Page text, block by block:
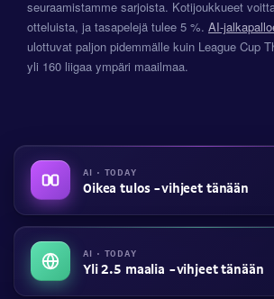
seuraamistamme sarjoista. Kotijoukkueet
otteluista, ja tasapelejä tulee 5 %. AI-
ulottuvat paljon pidemmälle kuin League Cup
yli 160 liigaa ympäri maailmaa.
AI · TODAY
Oikea tulos -vihjeet tänään
AI · TODAY
Yli 2.5 maalia -vihjeet tänään